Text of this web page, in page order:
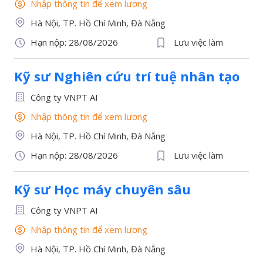
Nhập thông tin để xem lương
Hà Nội, TP. Hồ Chí Minh, Đà Nẵng
Hạn nộp: 28/08/2026
Lưu việc làm
Kỹ sư Nghiên cứu trí tuệ nhân tạo
Công ty VNPT AI
Nhập thông tin để xem lương
Hà Nội, TP. Hồ Chí Minh, Đà Nẵng
Hạn nộp: 28/08/2026
Lưu việc làm
Kỹ sư Học máy chuyên sâu
Công ty VNPT AI
Nhập thông tin để xem lương
Hà Nội, TP. Hồ Chí Minh, Đà Nẵng